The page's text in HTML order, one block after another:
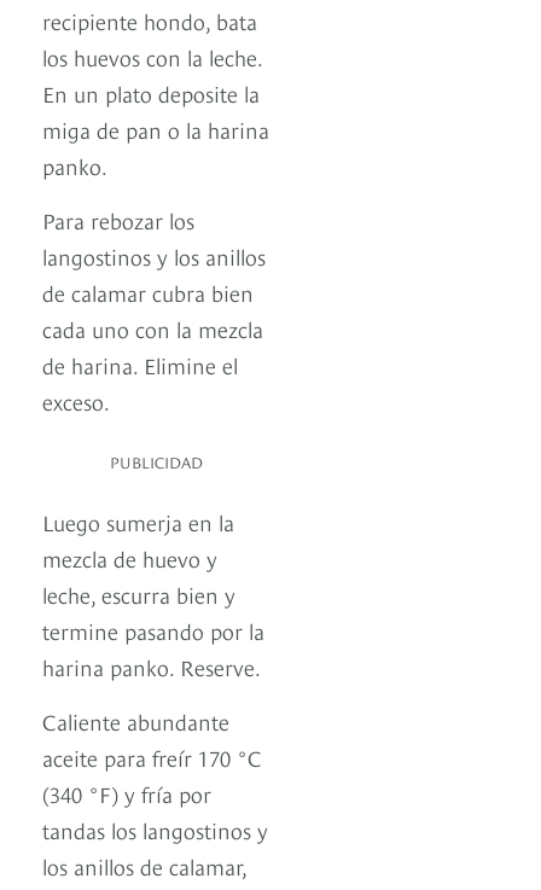
recipiente hondo, bata
los huevos con la leche.
En un plato deposite la
miga de pan o la harina
panko.
Para rebozar los
langostinos y los anillos
de calamar cubra bien
cada uno con la mezcla
de harina. Elimine el
exceso.
PUBLICIDAD
Luego sumerja en la
mezcla de huevo y
leche, escurra bien y
termine pasando por la
harina panko. Reserve.
Caliente abundante
aceite para freír 170 °C
(340 °F) y fría por
tandas los langostinos y
los anillos de calamar,